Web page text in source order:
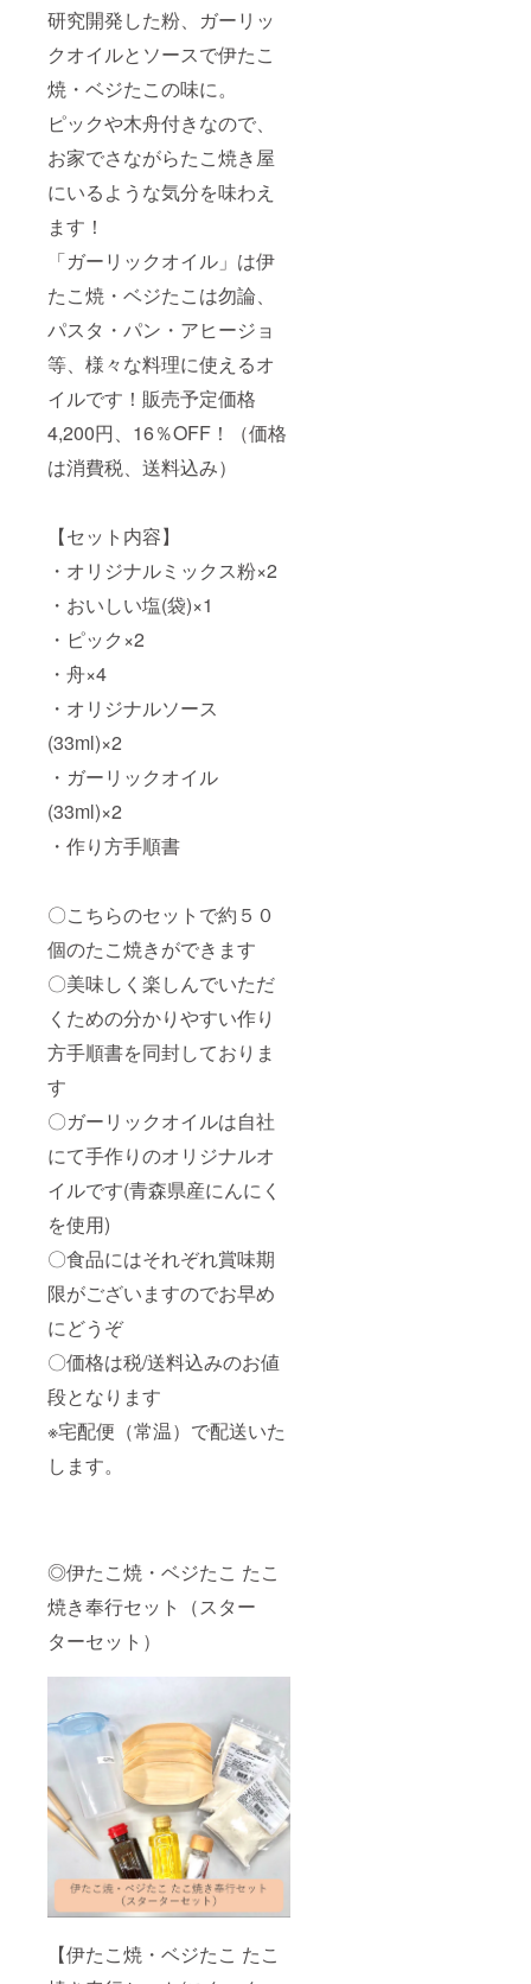
研究開発した粉、ガーリッ
クオイルとソースで伊たこ
焼・ベジたこの味に。
ピックや木舟付きなので、
お家でさながらたこ焼き屋
にいるような気分を味わえ
ます！
「ガーリックオイル」は伊
たこ焼・ベジたこは勿論、
パスタ・パン・アヒージョ
等、様々な料理に使えるオ
イルです！販売予定価格
4,200円、16％OFF！（価格
は消費税、送料込み）
【セット内容】
・オリジナルミックス粉×2
・おいしい塩(袋)×1
・ピック×2
・舟×4
・オリジナルソース
(33ml)×2
・ガーリックオイル
(33ml)×2
・作り方手順書
〇こちらのセットで約５０
個のたこ焼きができます
〇美味しく楽しんでいただ
くための分かりやすい作り
方手順書を同封しておりま
す
〇ガーリックオイルは自社
にて手作りのオリジナルオ
イルです(青森県産にんにく
を使用)
〇食品にはそれぞれ賞味期
限がございますのでお早め
にどうぞ
〇価格は税/送料込みのお値
段となります
※宅配便（常温）で配送いた
します。
◎伊たこ焼・ベジたこ たこ
焼き奉行セット（スター
ターセット）
【伊たこ焼・ベジたこ たこ